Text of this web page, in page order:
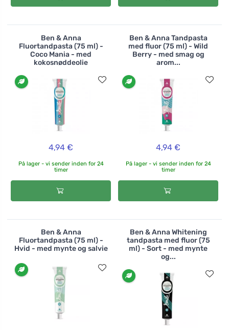
Ben & Anna
Fluortandpasta (75 ml) -
Coco Mania - med
kokosnøddeolie
4,94 €
På lager - vi sender inden for 24
timer
Ben & Anna Tandpasta
med fluor (75 ml) - Wild
Berry - med smag og
arom...
4,94 €
På lager - vi sender inden for 24
timer
Ben & Anna
Fluortandpasta (75 ml) -
Hvid - med mynte og salvie
Ben & Anna Whitening
tandpasta med fluor (75
ml) - Sort - med mynte
og...